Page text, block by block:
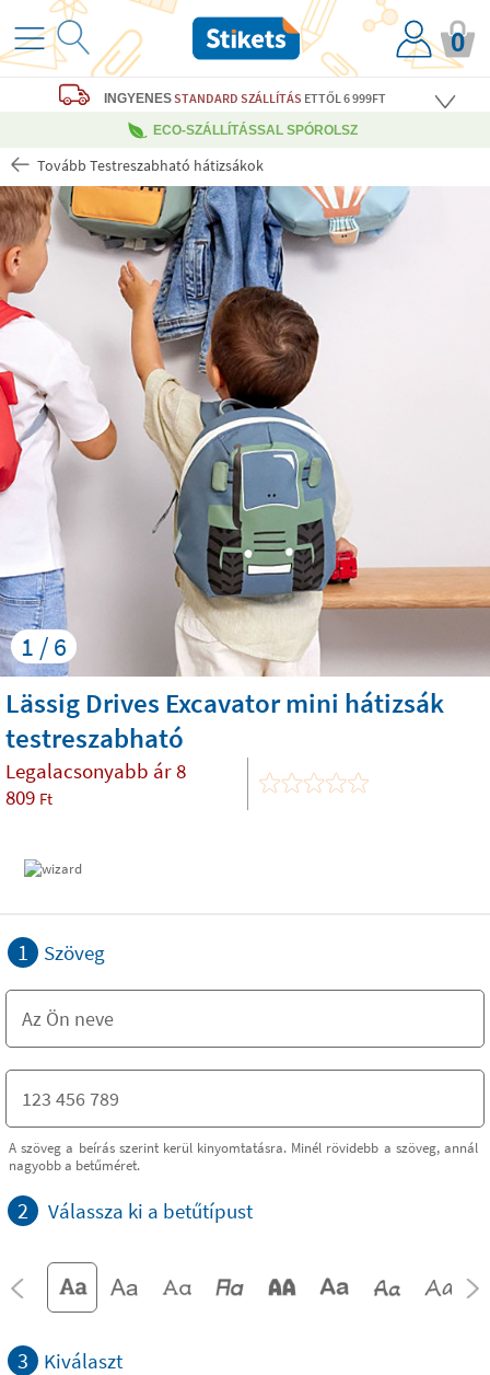
0
INGYENESSTANDARD SZÁLLÍTÁS ETTŐL 6 999FT
ECO-SZÁLLÍTÁSSAL SPÓROLSZ
Tovább Testreszabható hátizsákok
1 / 6
Lässig Drives Excavator mini hátizsák
testreszabható
Legalacsonyabb ár8
809 Ft
1 Szöveg
A szöveg a beírás szerint kerül kinyomtatásra. Minél rövidebb a szöveg, annál
nagyobb a betűméret.
2 Válassza ki a betűtípust
3 Kiválaszt